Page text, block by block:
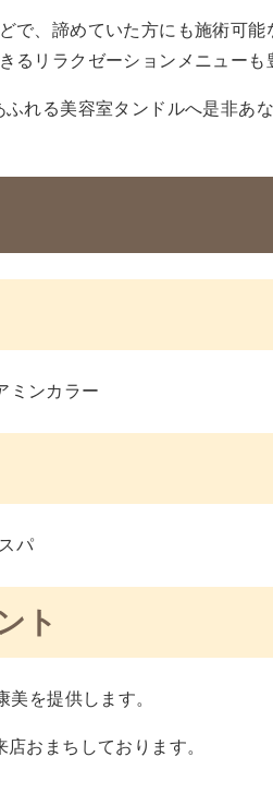
で、諦めていた方にも施術可能
るリラクゼーションメニューも
ふれる美容室タンドルへ是非あ
ミンカラー
パ
ト
を提供します。
おまちしております。